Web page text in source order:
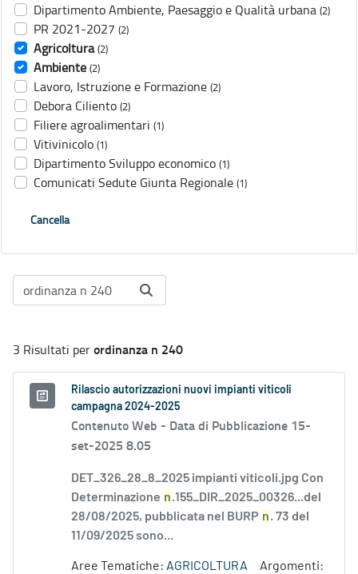
Dipartimento Ambiente, Paesaggio e Qualità urbana (2)
PR 2021-2027 (2)
Agricoltura (2)
Ambiente (2)
Lavoro, Istruzione e Formazione (2)
Debora Ciliento (2)
Filiere agroalimentari (1)
Vitivinicolo (1)
Dipartimento Sviluppo economico (1)
Comunicati Sedute Giunta Regionale (1)
Cancella
3 Risultati perordinanza n 240
Rilascio autorizzazioni nuovi impianti viticoli
campagna 2024-2025
Contenuto Web - Data di Pubblicazione 15-
set-2025 8.05
DET_326_28_8_2025 impianti viticoli.jpg Con
Determinazione n.155_DIR_2025_00326...del
28/08/2025, pubblicata nel BURP n. 73 del
11/09/2025 sono...
Aree Tematiche: AGRICOLTURA
Argomenti: